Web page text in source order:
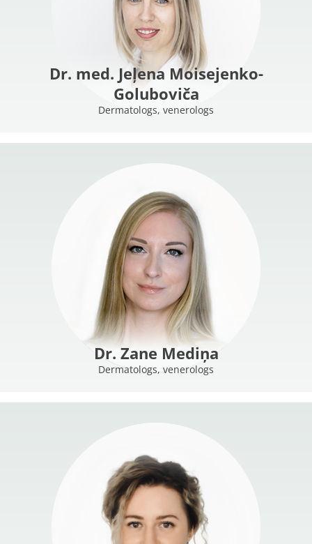
Dr. med. Jeļena Moisejenko-
Goluboviča
Dermatologs, venerologs
Dr. Zane Mediņa
Dermatologs, venerologs